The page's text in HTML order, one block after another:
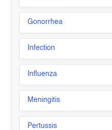
Gonorrhea
Infection
Influenza
Meningitis
Pertussis